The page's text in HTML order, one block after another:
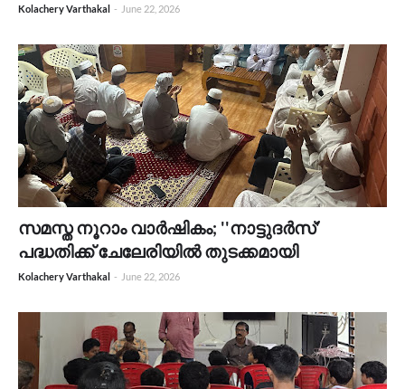
Kolachery Varthakal - June 22, 2026
സമസ്ത നൂറാം വാർഷികം; ''നാട്ടുദർസ്'
പദ്ധതിക്ക് ചേലേരിയിൽ തുടക്കമായി
Kolachery Varthakal - June 22, 2026